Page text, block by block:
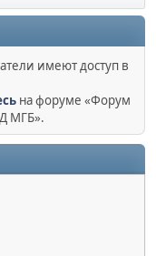
имеют доступ в
на форуме «Форум
МГБ».